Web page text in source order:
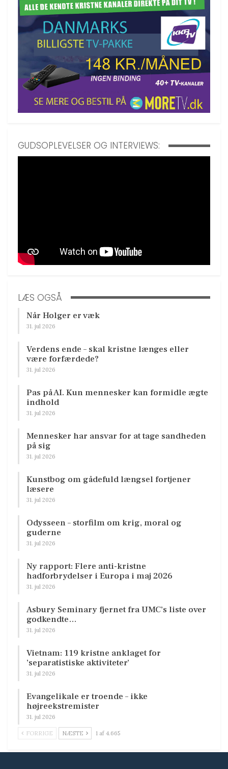
GUDSOPLEVELSER OG INTERVIEWS:
LÆS OGSÅ
Når Holger er væk
31. jul 2026
Verdens ende – skal kristne længes eller
være forfærdede?
31. jul 2026
Pas på AI. Kun mennesker kan formidle ægte
indhold
31. jul 2026
Mennesker har ansvar for at tage sandheden
på sig
31. jul 2026
Kunstbog om gådefuld længsel fortjener
læsere
31. jul 2026
Odysseen – storfilm om krig, moral og
guderne
31. jul 2026
Ny rapport: Flere anti-kristne
hadforbrydelser i Europa i maj 2026
31. jul 2026
Asbury Seminary fjernet fra UMC’s liste over
godkendte…
31. jul 2026
Vietnam: 119 kristne anklaget for
’separatistiske aktiviteter’
31. jul 2026
Evangelikale er troende – ikke
højreekstremister
31. jul 2026
FORRIGE NÆSTE 1 af 4.665